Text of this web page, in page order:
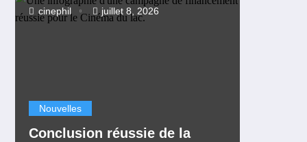
Nouvelles
Conclusion réussie de la
cinephil juillet 8, 2026